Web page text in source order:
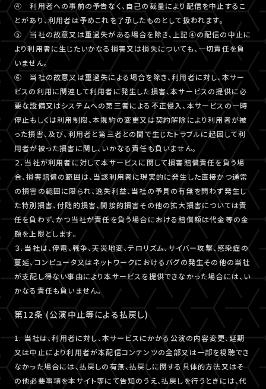
④ 利用者への事前の予告なく、自己の裁量により配信を中止するこ
とがあり、利用者は予めこれを了承したものとして扱われます。
⑤ 当社の故意又は重過失がある場合を除き、上記④の配信の中止に
より利用者に生じたいかなる損害又は損失についても、一切責任を負
いません。
⑥ 当社の故意又は重過失による場合を除き、利用者に対し、本サー
ビスの利用に関連して利用者に発生した損害、本サービスの提供に必
要な設備又はシステムへの第三者による不正侵入、本サービスの一時
停止もしくは利用制限、本規約の変更又は契約解除により利用者が被
った損害、及び、利用者と第三者との間で生じたトラブルに起因して利
用者が被った損害に関し、いかなる責任も負いません。
２．当社が利用者に対して本サービスに関して損害賠償責任を負う場
合、損害賠償の範囲は、当該利用者に現実的に発生した直接かつ通常
の損害の範囲に限られ、逸失利益、当社の予見の有無を問わず発生し
た特別損害、付随的損害、間接的損害その他の拡大損害については責
任を負わず、かつ当社が責任を負う場合における賠償額は代金等の金
額を上限とします。
３．当社は、停電、戦争、天災地変、テロリズム、サイバー攻撃、感染症の
蔓延、コンピュータ又はネットワークにおけるバグの発生その他の当社
が支配し得ない事由により本サービスを提供できなかった場合には、い
かなる責任も負いません。
第12条 (公演中止等による払戻し)
1. 当社は、利用者に対し、本サービスにかかる公演の内容変更、延期
又は中止により利用者が本配信コンテンツの全部又は一部を視聴でき
なかった場合には、払戻しの有無、払戻しに関する具体的方法又はそ
の他必要事項を本サイト等にて告知のうえ、払戻しを行うときには、代